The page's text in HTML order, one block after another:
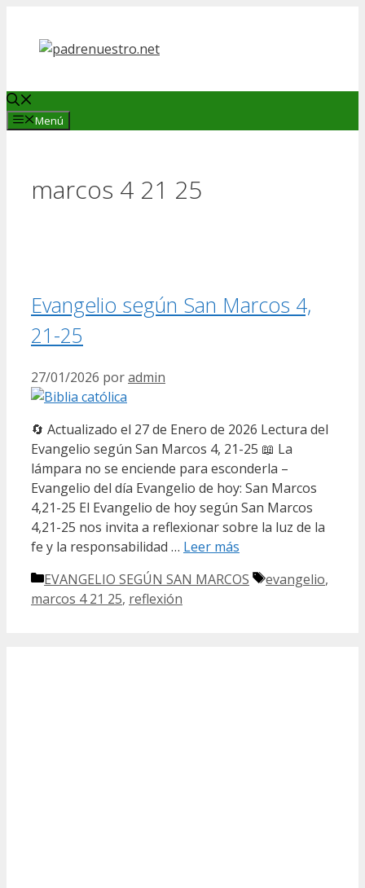
contenido
Menú
marcos 4 21 25
Evangelio según San Marcos 4,
21-25
27/01/2026 poradmin
🔄 Actualizado el 27 de Enero de 2026 Lectura del
Evangelio según San Marcos 4, 21-25 📖 La
lámpara no se enciende para esconderla –
Evangelio del día Evangelio de hoy: San Marcos
4,21-25 El Evangelio de hoy según San Marcos
4,21-25 nos invita a reflexionar sobre la luz de la
fe y la responsabilidad … Leer más
Categorías
EVANGELIO SEGÚN SAN MARCOS Etiquetas
evangelio,
marcos 4 21 25, reflexión